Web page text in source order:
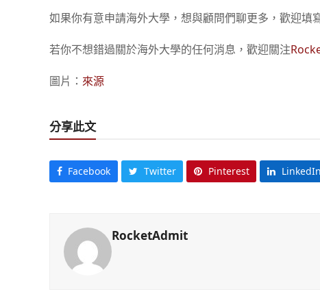
如果你有意申請海外大學，想與顧問們聊更多，歡迎填
若你不想錯過關於海外大學的任何消息，歡迎關注
圖片： 來源
分享此文
Facebook Twitter Pinterest LinkedIn
RocketAdmit